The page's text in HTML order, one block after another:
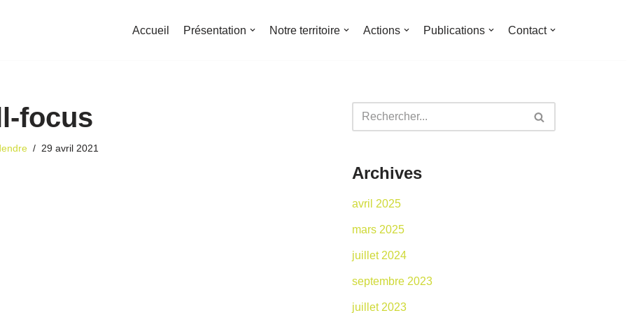
Accueil Présentation Notre territoire Actions Publications Contact
focus
29 avril 2021
Archives
avril 2025
mars 2025
juillet 2024
septembre 2023
juillet 2023